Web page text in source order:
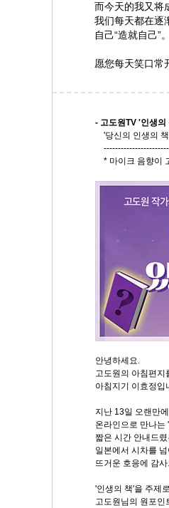
而今天的我又将
我们每天都在逐
自己“造就自己”。
愿您每天笑口常
- 고도원TV '인생의
'당신의 인생의
* 마이크 음향이
안녕하세요.
고도원의 아침편지
아침지기 이효정입
지난 13일 오랜만
온라인으로 만나는
짧은 시간 안내드
일본에서 시차를
뜨거운 호응에 감사
'인생의 책'을 주제로
고도원님의 원포인